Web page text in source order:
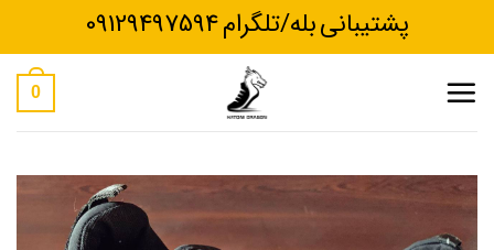
پشتیبانی بله/تلگرام 09129497594
0